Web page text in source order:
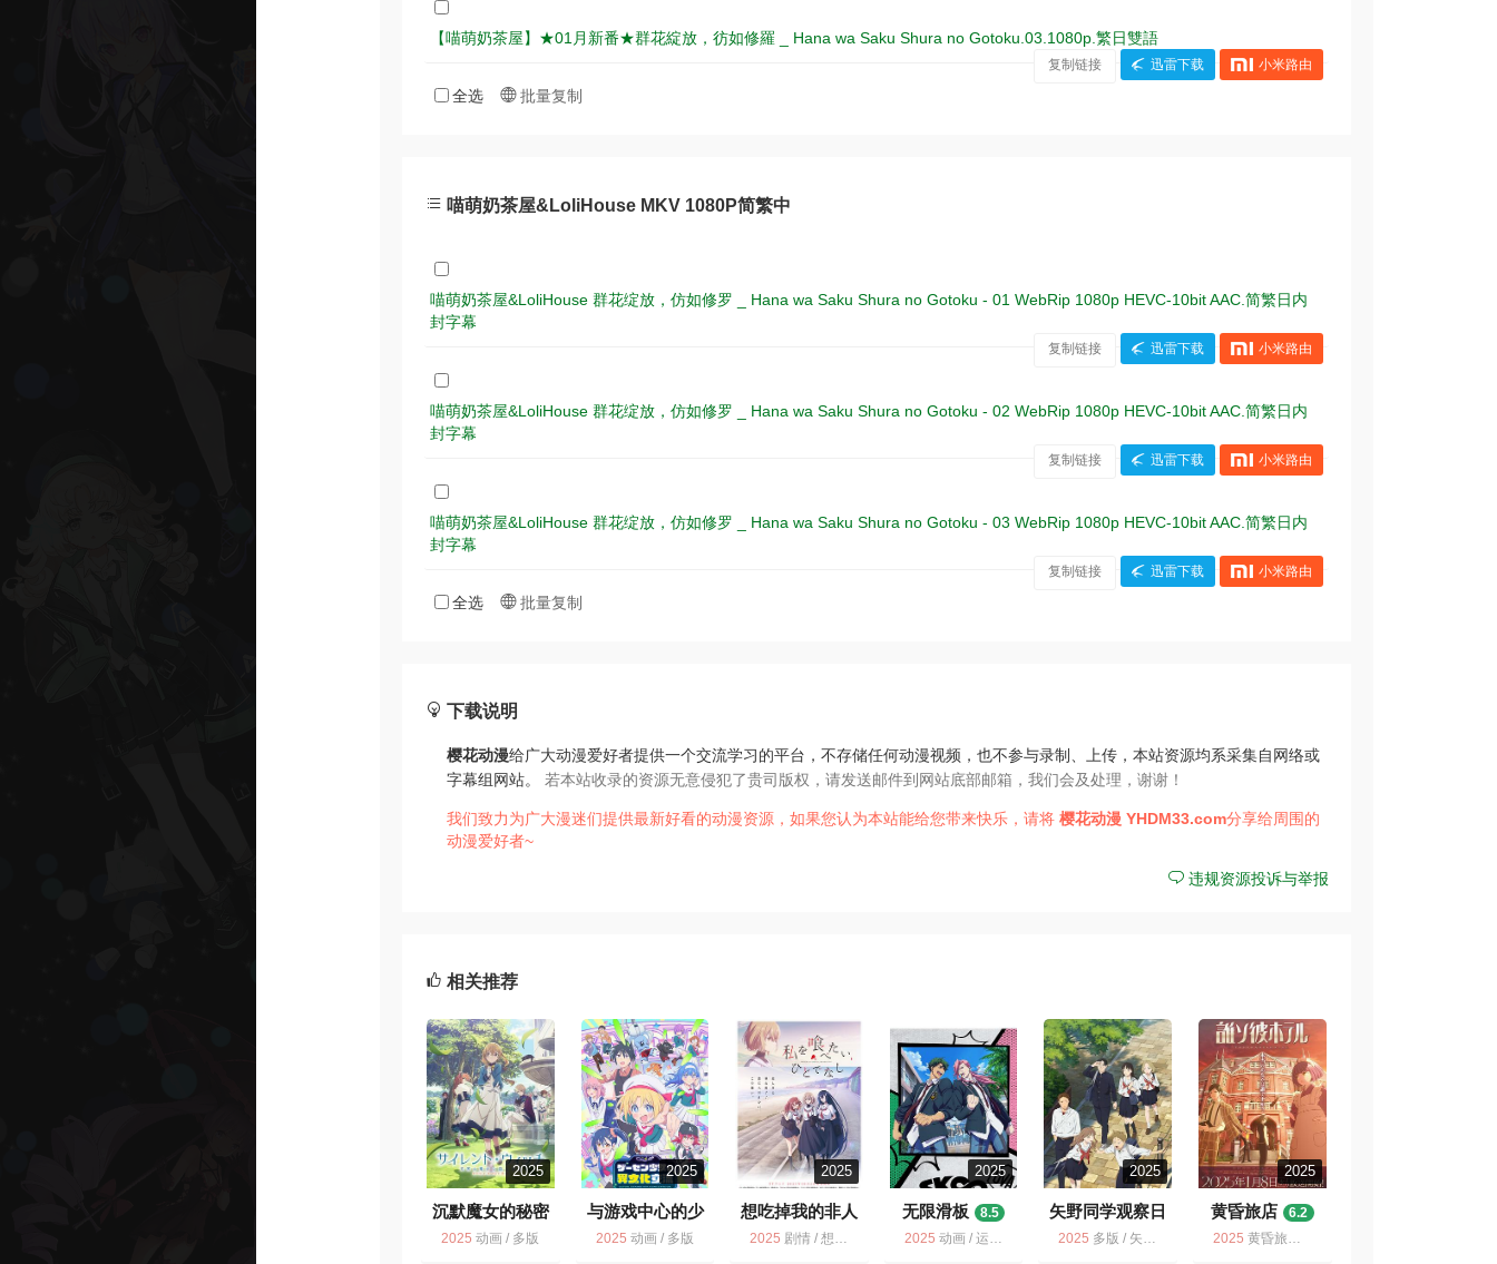
【喵萌奶茶屋】★01月新番★群花綻放，彷如修羅 _ Hana wa Saku Shura no Gotoku.03.1080p.繁日雙語
复制链接 迅雷下载 小米路由
全选 批量复制
喵萌奶茶屋&LoliHouse MKV 1080P简繁中
喵萌奶茶屋&LoliHouse 群花绽放，仿如修罗 _ Hana wa Saku Shura no Gotoku - 01 WebRip 1080p HEVC-10bit AAC.简繁日内
封字幕
复制链接 迅雷下载 小米路由
喵萌奶茶屋&LoliHouse 群花绽放，仿如修罗 _ Hana wa Saku Shura no Gotoku - 02 WebRip 1080p HEVC-10bit AAC.简繁日内
封字幕
复制链接 迅雷下载 小米路由
喵萌奶茶屋&LoliHouse 群花绽放，仿如修罗 _ Hana wa Saku Shura no Gotoku - 03 WebRip 1080p HEVC-10bit AAC.简繁日内
封字幕
复制链接 迅雷下载 小米路由
全选 批量复制
下载说明
樱花动漫给广大动漫爱好者提供一个交流学习的平台，不存储任何动漫视频，也不参与录制、上传，本站资源均系采集自网络或
字幕组网站。 若本站收录的资源无意侵犯了贵司版权，请发送邮件到网站底部邮箱，我们会及处理，谢谢！
我们致力为广大漫迷们提供最新好看的动漫资源，如果您认为本站能给您带来快乐，请将樱花动漫 YHDM33.com分享给周围的
动漫爱好者~
违规资源投诉与举报
相关推荐
2025
沉默魔女的秘密
7.5
2025 动画 / 多版
2025
与游戏中心的少
女异文化交流的
2025 动画 / 多版
2025
想吃掉我的非人
少女
8.1
2025 剧情 / 想吃掉我的非人少女 / 多版 / 动画 / 同性
2025
无限滑板
8.5
2025 动画 / 运动 / 多版
2025
矢野同学观察日
记
7.2
2025 多版 / 矢野同学观察日记 / 动画
2025
黄昏旅店
6.2
2025 黄昏旅店 / 多版 / 动画